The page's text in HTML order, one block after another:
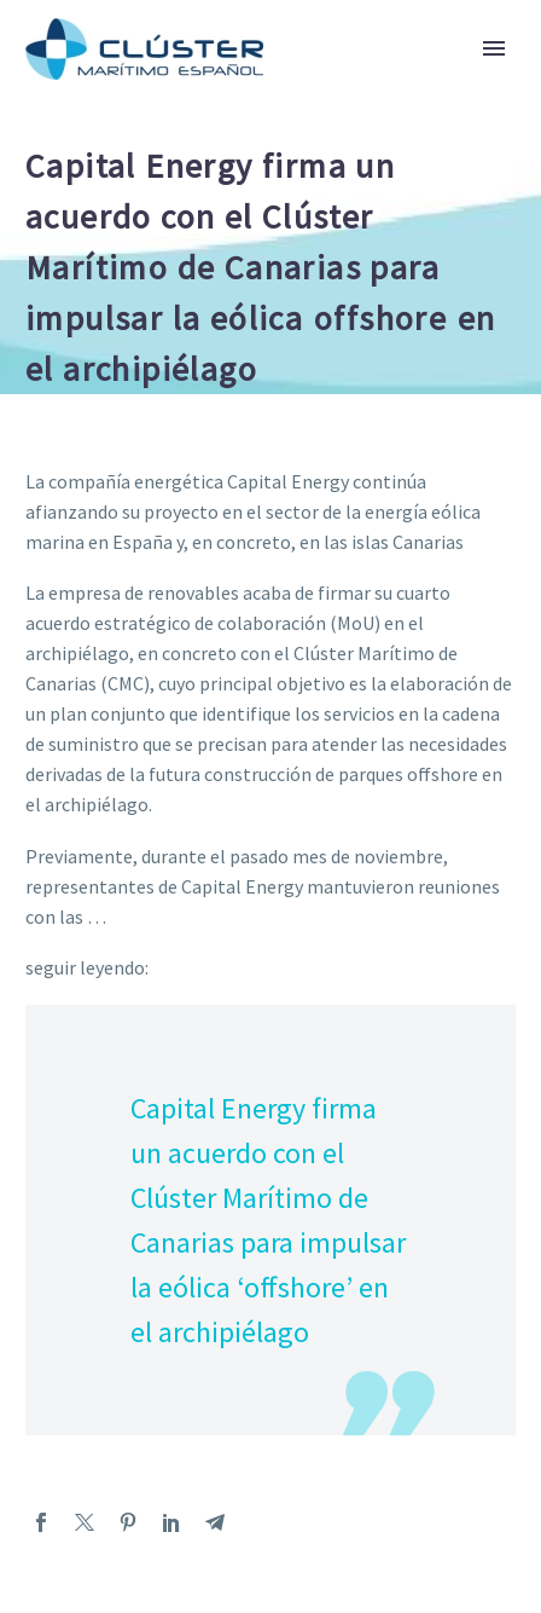
Capital Energy firma un
acuerdo con el Clúster
Marítimo de Canarias para
impulsar la eólica offshore en
el archipiélago
La compañía energética Capital Energy continúa
afianzando su proyecto en el sector de la energía eólica
marina en España y, en concreto, en las islas Canarias
La empresa de renovables acaba de firmar su cuarto
acuerdo estratégico de colaboración (MoU) en el
archipiélago, en concreto con el Clúster Marítimo de
Canarias (CMC), cuyo principal objetivo es la elaboración de
un plan conjunto que identifique los servicios en la cadena
de suministro que se precisan para atender las necesidades
derivadas de la futura construcción de parques offshore en
el archipiélago.
Previamente, durante el pasado mes de noviembre,
representantes de Capital Energy mantuvieron reuniones
con las …
seguir leyendo:
Capital Energy firma
un acuerdo con el
Clúster Marítimo de
Canarias para impulsar
la eólica ‘offshore’ en
el archipiélago